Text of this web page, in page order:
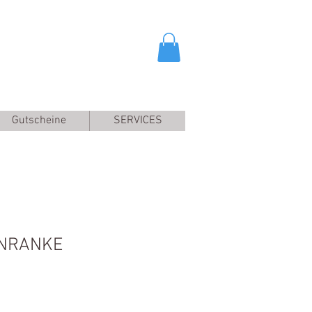
Gutscheine SERVICES